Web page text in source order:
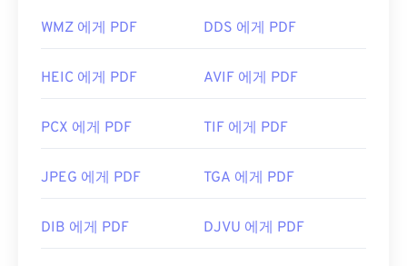
WMZ 에게 PDF DDS 에게 PDF
HEIC 에게 PDF AVIF 에게 PDF
PCX 에게 PDF TIF 에게 PDF
JPEG 에게 PDF TGA 에게 PDF
DIB 에게 PDF DJVU 에게 PDF